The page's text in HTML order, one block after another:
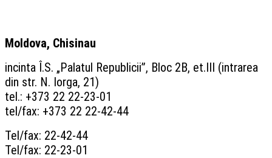
Moldova, Chisinau
incinta Î.S. „Palatul Republicii”, Bloc 2B, et.III (intrarea
din str. N. Iorga, 21)
tel.: +373 22 22-23-01
tel/fax: +373 22 22-42-44
Tel/fax: 22-42-44
Tel/fax: 22-23-01